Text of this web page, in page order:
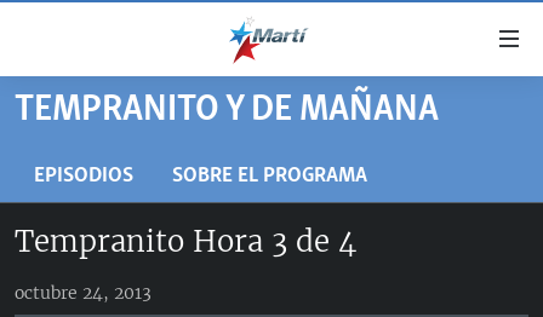
accesibilidad
contenido
la
TITULARES
CUBA
DERECHOS HUMANOS
#11JCUBA, 5 AÑOS DESPUÉS
ESTADOS UNIDOS
AMÉRICA 250
AMÉRICA LATINA
INMIGRACIÓN
TEMPRANITO Y DE MAÑANA
EPISODIOS SOBRE EL PROGRAMA
Tempranito Hora 3 de 4
octubre 24, 2013